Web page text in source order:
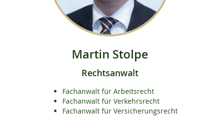
Martin Stolpe
Rechtsanwalt
Fachanwalt für Arbeitsrecht
Fachanwalt für Verkehrsrecht
Fachanwalt für Versicherungsrecht